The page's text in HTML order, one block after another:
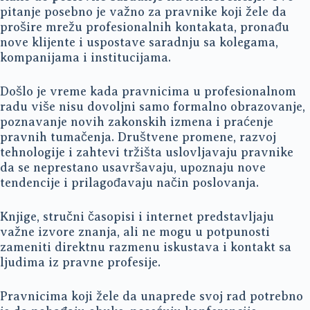
pitanje posebno je važno za pravnike koji žele da
prošire mrežu profesionalnih kontakata, pronađu
nove klijente i uspostave saradnju sa kolegama,
kompanijama i institucijama.
Došlo je vreme kada pravnicima u profesionalnom
radu više nisu dovoljni samo formalno obrazovanje,
poznavanje novih zakonskih izmena i praćenje
pravnih tumačenja. Društvene promene, razvoj
tehnologije i zahtevi tržišta uslovljavaju pravnike
da se neprestano usavršavaju, upoznaju nove
tendencije i prilagođavaju način poslovanja.
Knjige, stručni časopisi i internet predstavljaju
važne izvore znanja, ali ne mogu u potpunosti
zameniti direktnu razmenu iskustava i kontakt sa
ljudima iz pravne profesije.
Pravnicima koji žele da unaprede svoj rad potrebno